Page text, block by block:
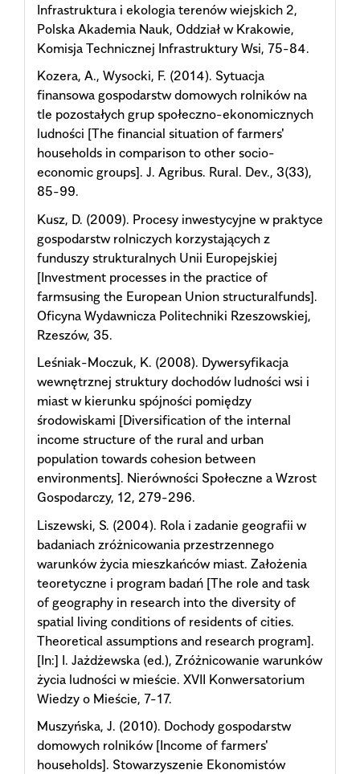
Infrastruktura i ekologia terenów wiejskich 2,
Polska Akademia Nauk, Oddział w Krakowie,
Komisja Technicznej Infrastruktury Wsi, 75-84.
Kozera, A., Wysocki, F. (2014). Sytuacja
finansowa gospodarstw domowych rolników na
tle pozostałych grup społeczno-ekonomicznych
ludności [The financial situation of farmers'
households in comparison to other socio-
economic groups]. J. Agribus. Rural. Dev., 3(33),
85-99.
Kusz, D. (2009). Procesy inwestycyjne w praktyce
gospodarstw rolniczych korzystających z
funduszy strukturalnych Unii Europejskiej
[Investment processes in the practice of
farmsusing the European Union structuralfunds].
Oficyna Wydawnicza Politechniki Rzeszowskiej,
Rzeszów, 35.
Leśniak-Moczuk, K. (2008). Dywersyfikacja
wewnętrznej struktury dochodów ludności wsi i
miast w kierunku spójności pomiędzy
środowiskami [Diversification of the internal
income structure of the rural and urban
population towards cohesion between
environments]. Nierówności Społeczne a Wzrost
Gospodarczy, 12, 279-296.
Liszewski, S. (2004). Rola i zadanie geografii w
badaniach zróżnicowania przestrzennego
warunków życia mieszkańców miast. Założenia
teoretyczne i program badań [The role and task
of geography in research into the diversity of
spatial living conditions of residents of cities.
Theoretical assumptions and research program].
[In:] I. Jażdżewska (ed.), Zróżnicowanie warunków
życia ludności w mieście. XVII Konwersatorium
Wiedzy o Mieście, 7-17.
Muszyńska, J. (2010). Dochody gospodarstw
domowych rolników [Income of farmers'
households]. Stowarzyszenie Ekonomistów